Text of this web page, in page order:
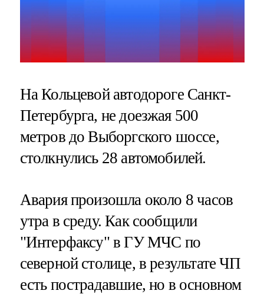
На Кольцевой автодороге Санкт-
Петербурга, не доезжая 500
метров до Выборгского шоссе,
столкнулись 28 автомобилей.
Авария произошла около 8 часов
утра в среду. Как сообщили
"Интерфаксу" в ГУ МЧС по
северной столице, в результате ЧП
есть пострадавшие, но в основном